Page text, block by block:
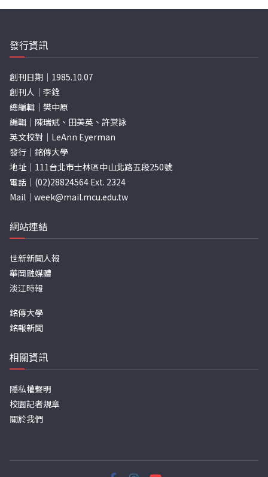
發行資訊
創刊日期｜1985.10.07
創刊人｜李銓
總編輯｜樊中原
編輯｜陳瑞斌、田美英、許棠詠
英文校對｜LeAnn Eyerman
發行｜銘傳大學
地址｜111台北市士林區中山北路五段250號
電話｜(02)28824564 Ext. 2324
Mail｜ week@mail.mcu.edu.tw
網站連結
世新新聞人報
華岡融媒體
淡江時報
銘傳大學
銘報新聞
相關資訊
隱私權聲明
校園記者規章
關於我們